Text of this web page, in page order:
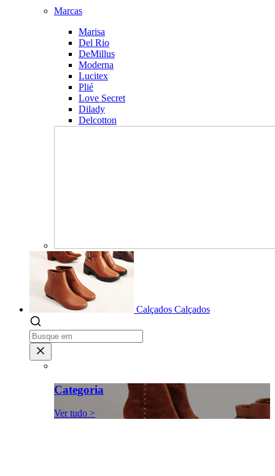
Marcas
Marisa
Del Rio
DeMillus
Moderna
Lucitex
Plié
Love Secret
Dilady
Delcotton
Calçados Calçados
Categoria
Ver tudo >